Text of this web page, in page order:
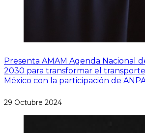
Presenta AMAM Agenda Nacional
2030 para transformar el
México con la participación de
29 Octubre 2024